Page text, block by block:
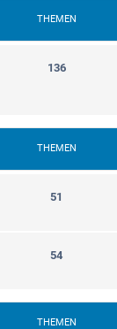
THEMEN
136
THEMEN
51
54
THEMEN